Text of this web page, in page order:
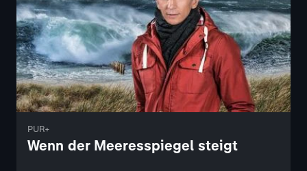
PUR+
Wenn der Meeresspiegel steigt